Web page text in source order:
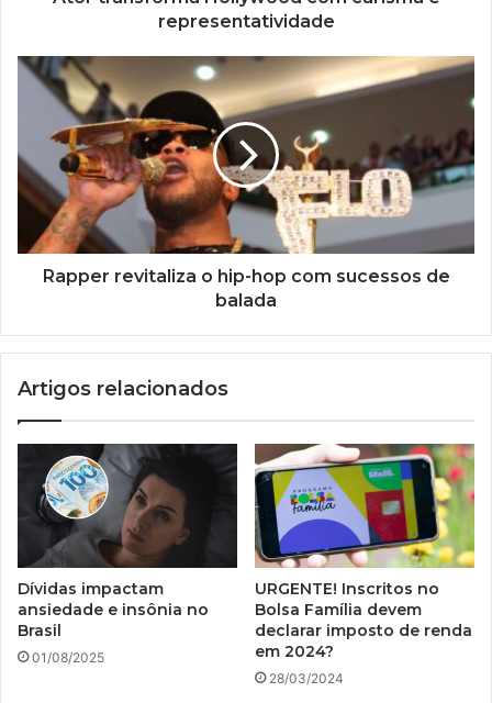
representatividade
Rapper
revitaliza
hop
com
sucessos
balada
Rapper revitaliza o hip-hop com sucessos de
balada
Artigos relacionados
Dívidas impactam
ansiedade e insônia no
Brasil
01/08/2025
URGENTE! Inscritos no
Bolsa Família devem
declarar imposto de renda
em 2024?
28/03/2024